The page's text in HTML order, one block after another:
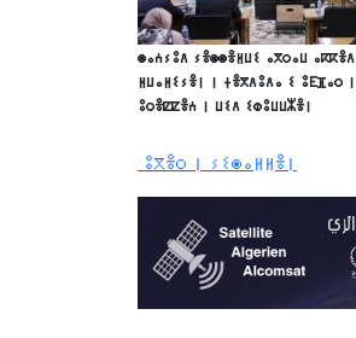
ⵙⴰⵄⵢⵓⴷ ⵢⴻⵙⵙⴻⵍⵡⵉ ⴰⴳⵔⴰⵡ ⴰⴽⴽⴻⴷ
ⵍⵡⴰⵍⵉⵢⴻⵏ ⵏ ⵜⴻⴳⴷⵓⴷⴰ ⵉ ⵓⴹⴼⴰⵔ ⵏ
ⵓⵔⴻⵇⵇⴻⵄ ⵏ ⵡⵉⴷ ⵉⵀⵓⵡⵡⵣⴻⵏ
ⵓⴳⴻⵔ ⵏ ⵢⵉⵙⴰⵍⵍⴻⵏ